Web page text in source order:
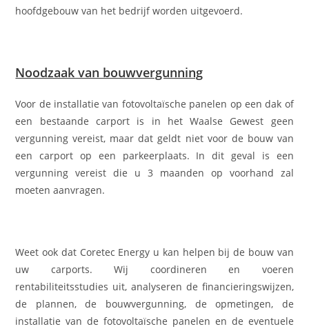
hoofdgebouw van het bedrijf worden uitgevoerd.
Noodzaak van bouwvergunning
Voor de installatie van fotovoltaïsche panelen op een dak of
een bestaande carport is in het Waalse Gewest geen
vergunning vereist, maar dat geldt niet voor de bouw van
een carport op een parkeerplaats. In dit geval is een
vergunning vereist die u 3 maanden op voorhand zal
moeten aanvragen.
Weet ook dat Coretec Energy u kan helpen bij de bouw van
uw carports. Wij coordineren en voeren
rentabiliteitsstudies uit, analyseren de financieringswijzen,
de plannen, de bouwvergunning, de opmetingen, de
installatie van de fotovoltaïsche panelen en de eventuele